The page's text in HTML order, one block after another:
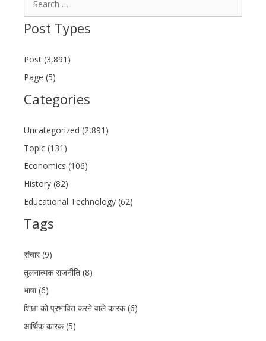
Post Types
Post (3,891)
Page (5)
Categories
Uncategorized (2,891)
Topic (131)
Economics (106)
History (82)
Educational Technology (62)
Tags
संचार (9)
तुलनात्मक राजनीति (8)
भाषा (6)
शिक्षा को प्रभावित करने वाले कारक (6)
आर्थिक कारक (5)